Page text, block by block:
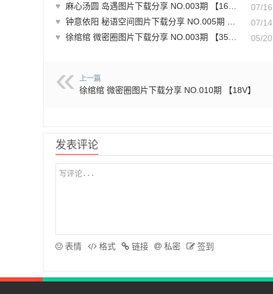
♥
麻心汤圆 岛遇图片下载分享 NO.003期 【16P8V】
07/16
♥ 钟意依阳 秘语空间图片下载分享 NO.005期 【15P】
07/14
♥ 徐绾绾 微密圈图片下载分享 NO.003期 【35P】 05/20
上一篇
徐绾绾 微密圈图片下载分享 NO.010期 【18V】
发表评论
表情 格式 链接 私密 签到